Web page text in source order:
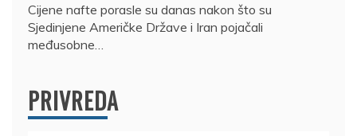
Cijene nafte porasle su danas nakon što su
Sjedinjene Američke Države i Iran pojačali
međusobne…
PRIVREDA